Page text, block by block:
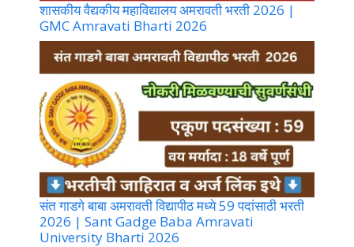
शासकीय वैद्यकीय महाविद्यालय अमरावती भरती 2026 |
GMC Amravati Bharti 2026
संत गाडगे बाबा अमरावती विद्यापीठ मध्ये 59 पदांसाठी भरती
2026 | Sant Gadge Baba Amravati
University Bharti 2026